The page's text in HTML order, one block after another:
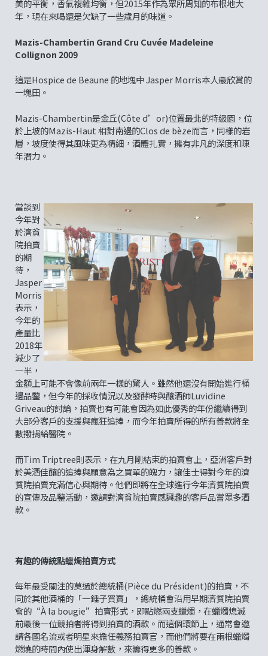
美的平衡，香氣複雜均衡，但2015年作為眾所周知的布根地大
年，現在來喝還是欠缺了一些歲月的味道。
Mazis-Chambertin Grand Cru Cuvée Madeleine
Collignon 2009
這是Hospice de Beaune 的地塊中 Jasper Morris本人最欣賞的
一塊田。
Mazis-Chambertin是金丘(Côte d’or)位置最北的特級園，位
於上坡的Mazis-Haut 相對南邊的Clos de bèze而言，同樣的岩
層，坡度使得其風味更為精細，酒體扎實，擁有非凡的深度和陳
年潛力。
當談到
今年對
於濟貧
院拍賣
的期
待，
Jasper
Morris
表示，
今年的
產量比
2018年
減少了
一半，
金額上可能不會像前兩年一樣的驚人。雖然他還沒有開始進行桶
邊品鑒，但今年的採收情況以及發酵時與釀酒師Luvidine
Griveau的討論，拍賣也有可能會因為如此優秀的年份繼續得到
大部分客戶的支援與瘋狂追捧，而今年拍賣所得的所有善款將全
數撥捐給醫院。
而Tim Triptree則表示，在九月剛結束的拍賣會上，亞洲客戶對
於美酒佳釀的追捧與願意為之買單的魄力，讓佳士得對今年的濟
貧院拍賣充滿信心與期待。他們即將在全球進行今年濟貧院拍賣
的宣傳及品鑒活動，邀請對濟貧院拍賣感興趣的客戶品嘗眾多酒
款。
有趣的傳統點蠟燭拍賣方式
每年最受關注的莫過於總統桶(Pièce du Président)的拍賣，不
同於其他酒桶的「一錘子買賣」，總統桶會沿用早期濟貧院拍賣
會的“À la bougie”拍賣形式，即點燃兩支蠟燭，在蠟燭熄滅
前最後一位競拍者將得到拍賣的酒款。而這個環節上，通常會邀
請各國名流或者明星來擔任義務拍賣官，而他們將要在兩根蠟燭
燃燒的時間內使出渾身解數，來籌得更多的善款。